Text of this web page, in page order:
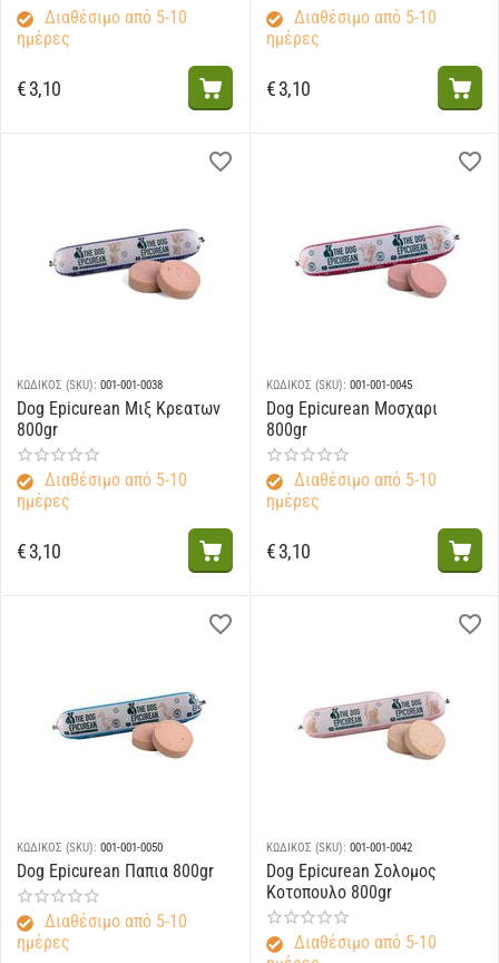
Διαθέσιμο από 5-10
ημέρες
€3,10
Διαθέσιμο από 5-10
ημέρες
€3,10
ΚΩΔΙΚΟΣ (SKU): 001-001-0038
Dog Epicurean Μιξ Κρεατων
800gr
Διαθέσιμο από 5-10
ημέρες
€3,10
ΚΩΔΙΚΟΣ (SKU): 001-001-0045
Dog Epicurean Μοσχαρι
800gr
Διαθέσιμο από 5-10
ημέρες
€3,10
ΚΩΔΙΚΟΣ (SKU): 001-001-0050
Dog Epicurean Παπια 800gr
Διαθέσιμο από 5-10
ημέρες
ΚΩΔΙΚΟΣ (SKU): 001-001-0042
Dog Epicurean Σολομος
Κοτοπουλο 800gr
Διαθέσιμο από 5-10